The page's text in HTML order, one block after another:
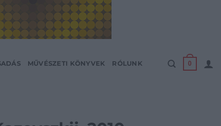
MŰVÉSZETI KÖNYVEK RÓLUNK 0